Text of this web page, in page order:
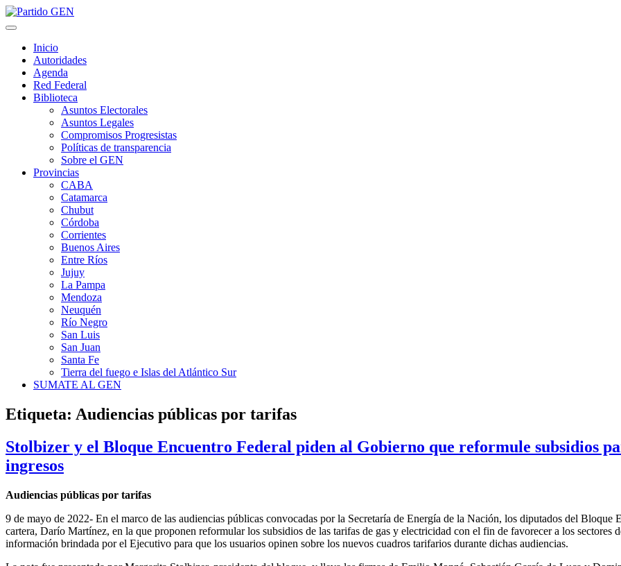
Saltar
al
Inicio
Autoridades
Agenda
Red Federal
Biblioteca
Asuntos Electorales
Asuntos Legales
Compromisos Progresistas
Políticas de transparencia
Sobre el GEN
Provincias
CABA
Catamarca
Chubut
Córdoba
Corrientes
Buenos Aires
Entre Ríos
Jujuy
La Pampa
Mendoza
Neuquén
Río Negro
San Luis
San Juan
Santa Fe
Tierra del fuego e Islas del Atlántico Sur
SUMATE AL GEN
Etiqueta: Audiencias públicas por tarifas
Stolbizer y el Bloque Encuentro Federal piden al Gobierno que reformule subsidios
ingresos
Audiencias públicas por tarifas
9 de mayo de 2022- En el marco de las audiencias públicas convocadas por la Secretaría de Energía de la Nación, los diputados del Bloque
cartera, Darío Martínez, en la que proponen reformular los subsidios de las tarifas de gas y electricidad con el fin de favorecer a los sectores
información brindada por el Ejecutivo para que los usuarios opinen sobre los nuevos cuadros tarifarios durante dichas audiencias.